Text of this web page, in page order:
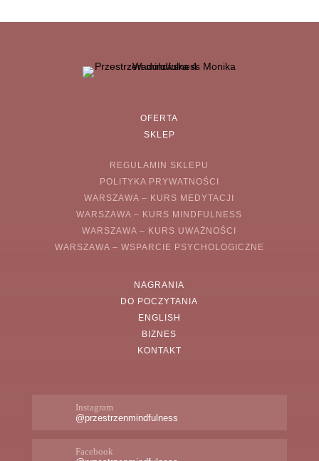
OFERTA
SKLEP
REGULAMIN SKLEPU
POLITYKA PRYWATNOŚCI
WARSZAWA – KURS MEDYTACJI
WARSZAWA – KURS MINDFULNESS
WARSZAWA – KURS UWAŻNOŚCI
WARSZAWA – WSPARCIE PSYCHOLOGICZNE
NAGRANIA
DO POCZYTANIA
ENGLISH
BIZNES
KONTAKT
Instagram
@przestrzenmindfulness
Facebook